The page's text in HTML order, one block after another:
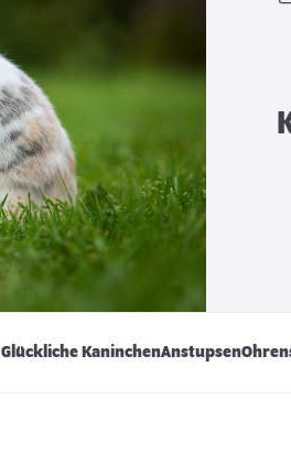
Glückliche KaninchenAnstupsen